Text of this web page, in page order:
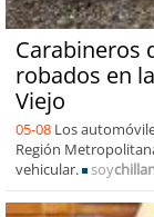
Carabineros
robados en
Viejo
05-08 Los
Región
vehicular.
soy